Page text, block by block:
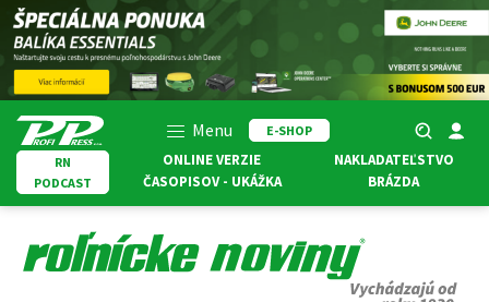
Menu
E-SHOP
RN
PODCAST
ONLINE VERZIE
ČASOPISOV - UKÁŽKA
NAKLADATEĽSTVO
BRÁZDA